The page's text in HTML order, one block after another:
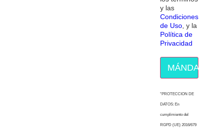
y las
Condiciones
de Uso, y la
Política de
Privacidad
MÁNDAME
“PROTECCION DE
DATOS: En
cumplimiento del
RGPD (UE) 2016/679